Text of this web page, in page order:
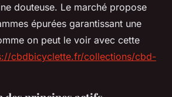
douteuse. Le marché propose
épurées garantissant une
on peut le voir avec cette
cbdbicyclette.fr/collections/cbd-